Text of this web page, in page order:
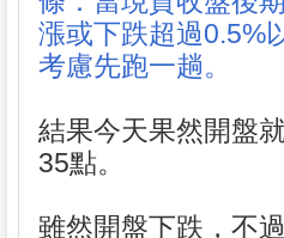
漲或下跌超過0.5%
考慮先跑一趟。
結果今天果然開盤
35點。
雖然開盤下跌，不